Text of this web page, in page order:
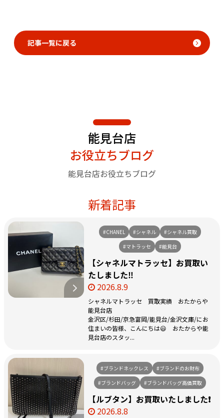
記事一覧に戻る
能見台店
お役立ちブログ
能見台店お役立ちブログ
新着記事
#CHANEL #シャネル
#シャネル買取
#マトラッセ
#能見台
【シャネルマトラッセ】お買取い
たしました‼
2026.8.9
シャネルマトラッセ 買取実績 おたからや
能見台店
金沢区/杉田/京急富岡/能見台/金沢文庫/にお
住まいの皆様、こんにちは😃 おたからや能
見台店のスタッ...
#ブランドネックレス
#ブランドのお財布
#ブランドバッグ
#ブランドバッグ高価買取
【ルブタン】お買取いたしました❗️
2026.8.8